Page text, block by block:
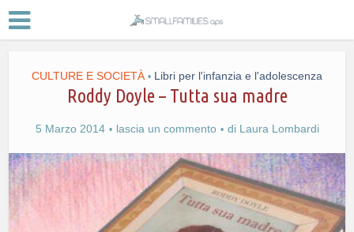
CULTURE E SOCIETÀ • Libri per l'infanzia e l'adolescenza
Roddy Doyle – Tutta sua madre
5 Marzo 2014 lascia un commento di Laura Lombardi